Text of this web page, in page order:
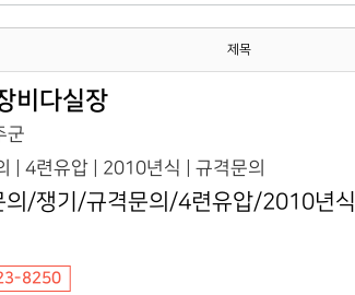
제목
비다실장
군
| 4련유압 | 2010년식 | 규격문의
의/쟁기/규격문의/4련유압/2010년식
8250